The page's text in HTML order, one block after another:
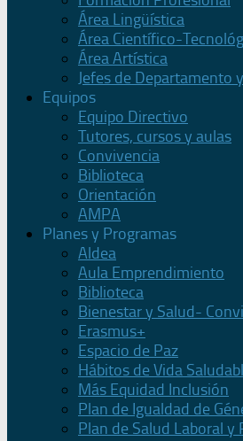
Área Lingüística
Área Científico-
Área Artística
Jefes de Departamento
Equipos
Equipo Directivo
Tutores, cursos y aulas
Convivencia
Biblioteca
Orientación
AMPA
Planes y Programas
Aldea
Aula Emprendimiento
Biblioteca
Bienestar y Salud-
Erasmus+
Espacio de Paz
Hábitos de Vida
Más Equidad Inclusión
Plan de Igualdad de
Plan de Salud Laboral y